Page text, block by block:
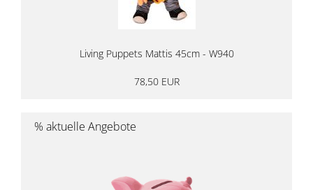
Living Puppets Mattis 45cm - W940
78,50 EUR
% aktuelle Angebote